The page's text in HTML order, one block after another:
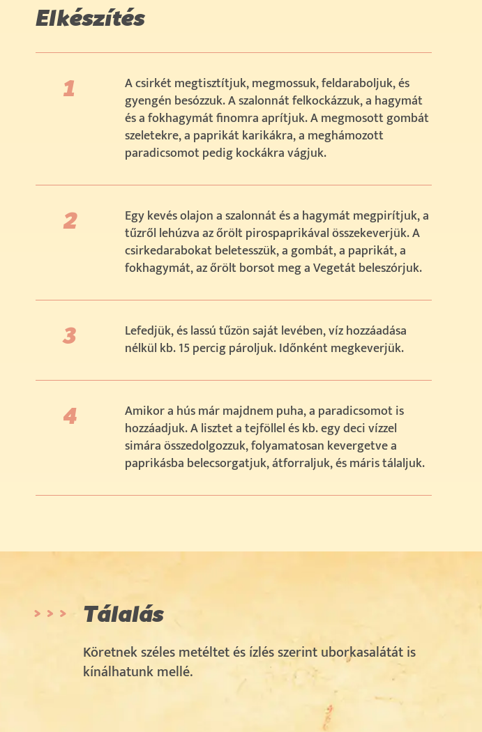
Elkészítés
A csirkét megtisztítjuk, megmossuk, feldaraboljuk, és
gyengén besózzuk. A szalonnát felkockázzuk, a hagymát
és a fokhagymát finomra aprítjuk. A megmosott gombát
szeletekre, a paprikát karikákra, a meghámozott
paradicsomot pedig kockákra vágjuk.
Egy kevés olajon a szalonnát és a hagymát megpirítjuk, a
tűzről lehúzva az őrölt pirospaprikával összekeverjük. A
csirkedarabokat beletesszük, a gombát, a paprikát, a
fokhagymát, az őrölt borsot meg a Vegetát beleszórjuk.
Lefedjük, és lassú tűzön saját levében, víz hozzáadása
nélkül kb. 15 percig pároljuk. Időnként megkeverjük.
Amikor a hús már majdnem puha, a paradicsomot is
hozzáadjuk. A lisztet a tejföllel és kb. egy deci vízzel
simára összedolgozzuk, folyamatosan kevergetve a
paprikásba belecsorgatjuk, átforraljuk, és máris tálaljuk.
Tálalás
Köretnek széles metéltet és ízlés szerint uborkasalátát is
kínálhatunk mellé.